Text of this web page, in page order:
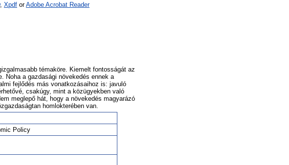
, Xpdf orAdobe Acrobat Reader
témaköre. Kiemelt fontosságát az
Noha a gazdasági növekedés ennek a
fejlődés más vonatkozásaihoz is: javuló
csakúgy, mint a közügyekben való
meglepő hát, hogy a növekedés magyarázó
homlokterében van.
Policy